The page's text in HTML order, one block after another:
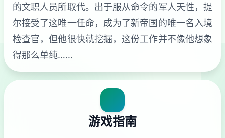
的文职人员所取代。出于服从命令的军人天性，提
尔接受了这唯一任命，成为了新帝国的唯一名入境
检查官，但他很快就挖掘，这份工作并不像他想象
得那么单纯……
游戏指南